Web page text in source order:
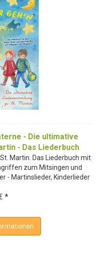
- Die ultimative
- Das Liederbuch
Martin. Das Liederbuch mit
zum Mitsingen und
- Martinslieder, Kinderlieder
*